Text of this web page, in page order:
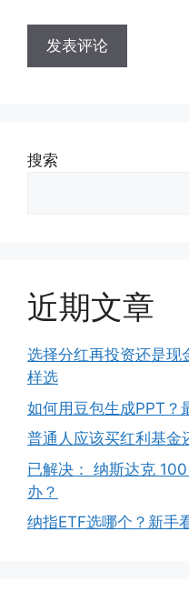
搜索
近期文章
选择分红再投资还是现
样选
如何用豆包生成PPT？
普通人应该买红利基金
已解决： 纳斯达克
办？
纳指ETF选哪个？新手